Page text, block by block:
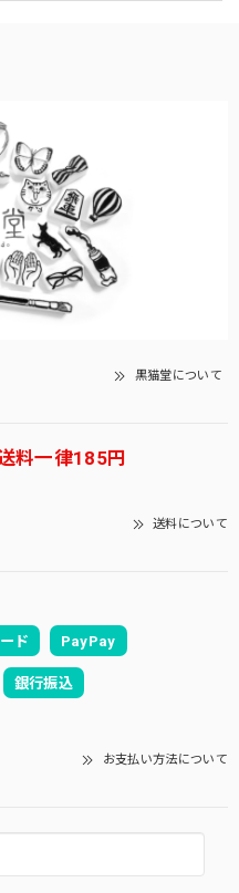
黒猫堂について
料一律185円
送料について
ド PayPay
銀行振込
お支払い方法について